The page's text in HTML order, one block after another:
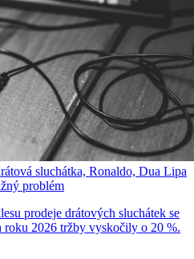
sluchátka, Ronaldo, Dua Lipa
problém
prodeje drátových sluchátek se
2026 tržby vyskočily o 20 %.